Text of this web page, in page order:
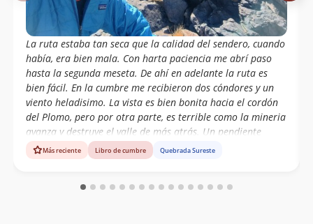
Samantha Brunatto
10/09/22
Rodrigo Pastene
10/09/22 Martin Haas
10/09/22 Gaspar Benavente
24/10/21
Paulo Cox
Francisca Cox
07/08/21
Luis Mellado
Hernán Felipe Núñez Cristi
La ruta estaba tan seca que la calidad del sendero, cuando
había, era bien mala. Con harta paciencia me abrí paso
hasta la segunda meseta. De ahí en adelante la ruta es
bien fácil. En la cumbre me recibieron dos cóndores y un
viento heladisimo. La vista es bien bonita hacia el cordón
del Plomo, pero por otra parte, es terrible como la mineria
avanza y destruye el valle de más atrás. Un pendiente
menos.Más reciente Libro de cumbre Quebrada Sureste